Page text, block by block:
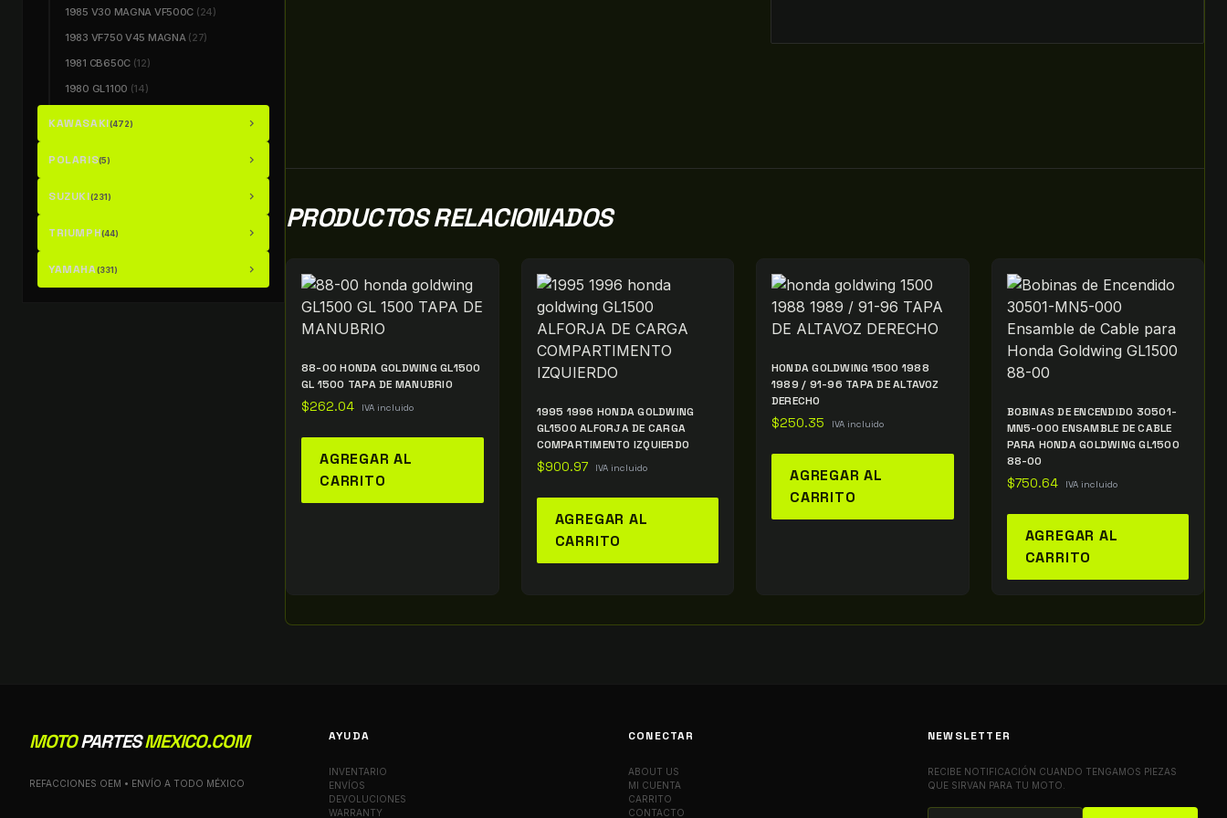
1985 V30 MAGNA VF500C (24)
1983 VF750 V45 MAGNA (27)
1981 CB650C (12)
1980 GL1100 (14)
KAWASAKI(472) chevron_right
POLARIS(5) chevron_right
SUZUKI(231) chevron_right
TRIUMPH(44) chevron_right
YAMAHA(331) chevron_right
PRODUCTOS RELACIONADOS
88-00 HONDA GOLDWING GL1500
GL 1500 TAPA DE MANUBRIO
$262.04 IVA incluido
AGREGAR AL
CARRITO
1995 1996 HONDA GOLDWING
GL1500 ALFORJA DE CARGA
COMPARTIMENTO IZQUIERDO
$900.97 IVA incluido
AGREGAR AL
CARRITO
HONDA GOLDWING 1500 1988
1989 / 91-96 TAPA DE ALTAVOZ
DERECHO
$250.35 IVA incluido
AGREGAR AL
CARRITO
BOBINAS DE ENCENDIDO 30501-
MN5-000 ENSAMBLE DE CABLE
PARA HONDA GOLDWING GL1500
88-00
$750.64 IVA incluido
AGREGAR AL
CARRITO
MOTOPARTESMEXICO.COM
REFACCIONES OEM • ENVÍO A TODO MÉXICO
AYUDA
INVENTARIO
ENVÍOS
DEVOLUCIONES
WARRANTY
CONECTAR
ABOUT US
MI CUENTA
CARRITO
CONTACTO
NEWSLETTER
RECIBE NOTIFICACIÓN CUANDO TENGAMOS PIEZAS
QUE SIRVAN PARA TU MOTO.